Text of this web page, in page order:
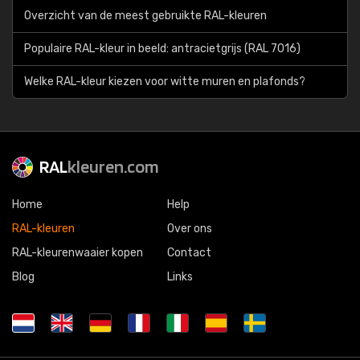
Overzicht van de meest gebruikte RAL-kleuren
Populaire RAL-kleur in beeld: antracietgrijs (RAL 7016)
Welke RAL-kleur kiezen voor witte muren en plafonds?
RALkleuren.com
Home
RAL-kleuren
RAL-kleurenwaaier kopen
Blog
Help
Over ons
Contact
Links